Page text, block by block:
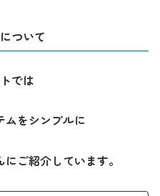
ついて
では
ムをシンプルに
ご紹介しています。